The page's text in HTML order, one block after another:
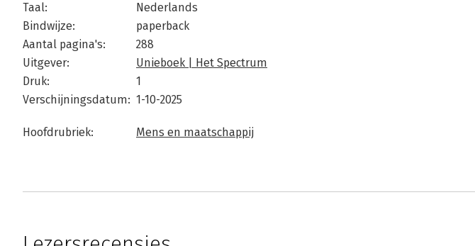
Taal:
Nederlands
Bindwijze:
paperback
Aantal pagina's:
288
Uitgever:
Unieboek | Het Spectrum
Druk:
1
Verschijningsdatum: 1-10-2025
Hoofdrubriek: Mens en maatschappij